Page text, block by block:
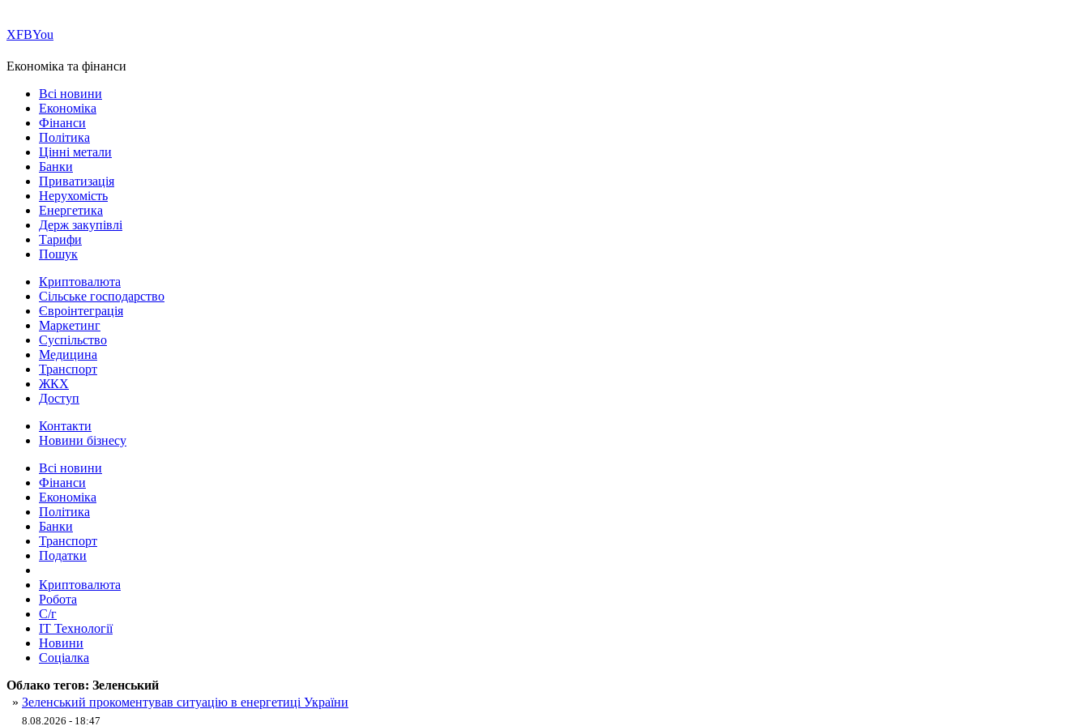
ХFBYou
Економіка та фінанси
Всі новини
Економіка
Фінанси
Політика
Цінні метали
Банки
Приватизація
Нерухомість
Енергетика
Держ закупівлі
Тарифи
Пошук
Криптовалюта
Сільське господарство
Євроінтеграція
Маркетинг
Суспільство
Медицина
Транспорт
ЖКХ
Доступ
Контакти
Новини бізнесу
Всі новини
Фінанси
Економіка
Політика
Банки
Транспорт
Податки
Криптовалюта
Робота
С/г
ІТ Технології
Новини
Соціалка
Облако тегов: Зеленський
» Зеленський прокоментував ситуацію в енергетиці України
8.08.2026 - 18:47